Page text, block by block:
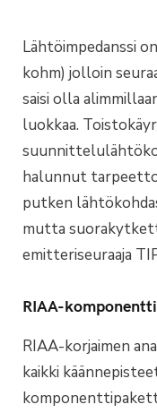
Lähtöimpedanssi
kohm) jolloin
saisi olla
luokkaa.
halunnut
putken
mutta
emitteriseuraaja
RIAA-
RIAA-korjaimen
kaikki